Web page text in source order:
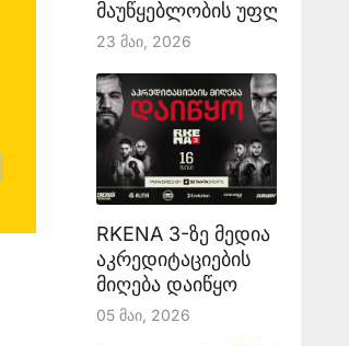
მაუწყებლობის უფლებას
23 Მაი, 2026
RKENA 3-ზე მედია
აკრედიტაციების
მიღება დაიწყო
05 Მაი, 2026